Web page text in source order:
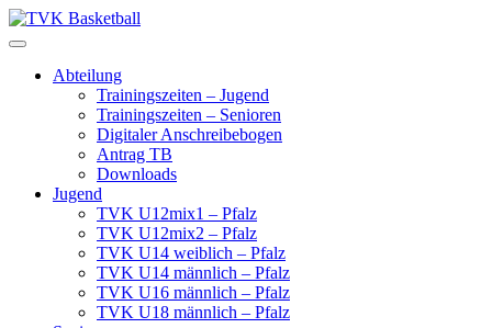
Skip
to
Abteilung
Trainingszeiten – Jugend
Trainingszeiten – Senioren
Digitaler Anschreibebogen
Antrag TB
Downloads
Jugend
TVK U12mix1 – Pfalz
TVK U12mix2 – Pfalz
TVK U14 weiblich – Pfalz
TVK U14 männlich – Pfalz
TVK U16 männlich – Pfalz
TVK U18 männlich – Pfalz